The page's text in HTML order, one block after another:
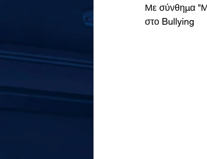
Με σύνθημα
στο Bullying